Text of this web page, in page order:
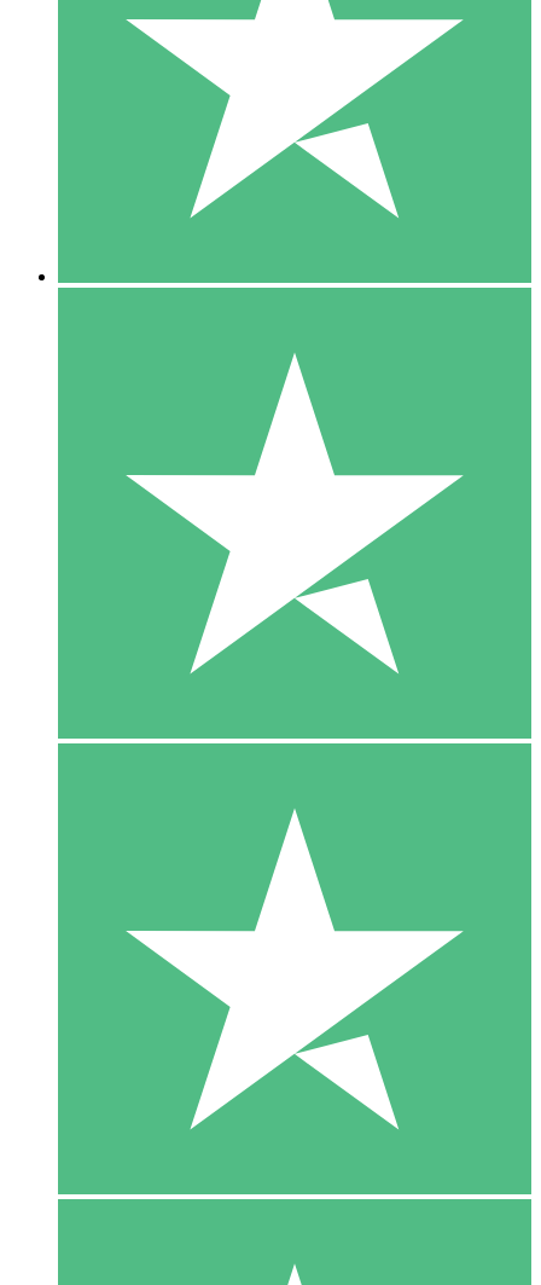
Paga según el uso con créditos de descarga. Sin compromiso
10 00
10 Descargas
20 00